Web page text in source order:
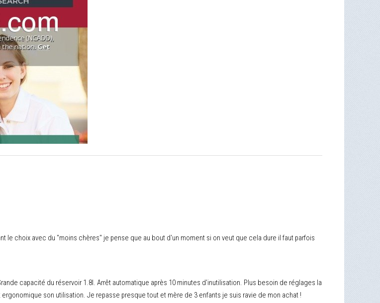
le choix avec du "moins chères" je pense que au bout d'un moment si on veut que cela dure il faut parfois
capacité du réservoir 1.8l. Arrêt automatique après 10 minutes d'inutilisation. Plus besoin de réglages la
son utilisation. Je repasse presque tout et mère de 3 enfants je suis ravie de mon achat !